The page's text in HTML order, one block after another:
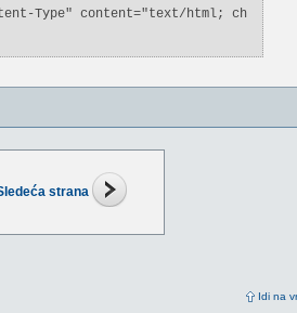
strana
Idi na
Type" content="text/html; ch